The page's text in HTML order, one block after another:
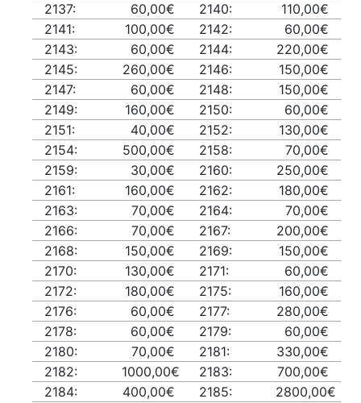
2137:
60,00€ 2140:
110,00€
2141:
100,00€ 2142:
60,00€
2143:
60,00€ 2144:
220,00€
2145:
260,00€ 2146:
150,00€
2147:
60,00€ 2148:
150,00€
2149:
160,00€ 2150:
60,00€
2151:
40,00€ 2152:
130,00€
2154:
500,00€ 2158:
70,00€
2159:
30,00€ 2160:
250,00€
2161:
160,00€ 2162:
180,00€
2163:
70,00€ 2164:
70,00€
2166:
70,00€ 2167:
200,00€
2168:
150,00€ 2169:
150,00€
2170:
130,00€ 2171:
60,00€
2172:
180,00€ 2175:
160,00€
2176:
60,00€ 2177:
280,00€
2178:
60,00€ 2179:
60,00€
2180:
70,00€ 2181:
330,00€
2182:
1000,00€ 2183:
700,00€
2184:
400,00€ 2185:
2800,00€